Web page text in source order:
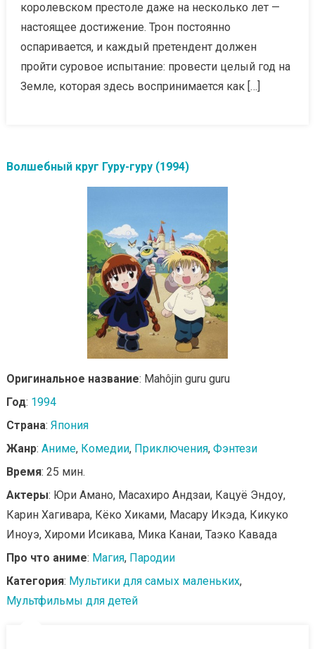
королевском престоле даже на несколько лет —
настоящее достижение. Трон постоянно
оспаривается, и каждый претендент должен
пройти суровое испытание: провести целый год на
Земле, которая здесь воспринимается как […]
Волшебный круг Гуру-гуру (1994)
Оригинальное название: Mahôjin guru guru
Год: 1994
Страна: Япония
Жанр: Аниме, Комедии, Приключения, Фэнтези
Время: 25 мин.
Актеры: Юри Амано, Масахиро Андзаи, Кацуё Эндоу,
Карин Хагивара, Кёко Хиками, Масару Икэда, Кикуко
Иноуэ, Хироми Исикава, Мика Канаи, Таэко Кавада
Про что аниме: Магия, Пародии
Категория: Мультики для самых маленьких,
Мультфильмы для детей